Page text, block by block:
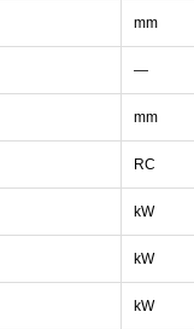
mm
—
mm
RC
kW
kW
kW